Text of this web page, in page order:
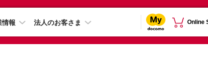
情報 法人のお客さま Online